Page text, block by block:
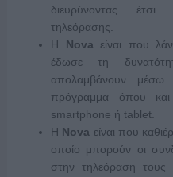
διευρύνοντας
τηλεόρασης.
Η Nova είναι που
έδωσε τη
απολαμβάνουν
πρόγραμμα όπου
smartphone ή tablet.
H Nova είναι που
οποίο μπορούν οι
στην τηλεόραση τους